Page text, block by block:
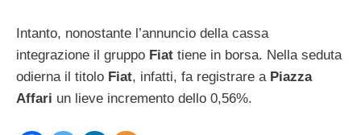
Intanto, nonostante l’annuncio della cassa
integrazione il gruppo Fiat tiene in borsa. Nella seduta
odierna il titolo Fiat, infatti, fa registrare a Piazza
Affari un lieve incremento dello 0,56%.